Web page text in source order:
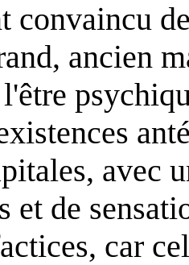
convaincu
ancien
avec
et de
car